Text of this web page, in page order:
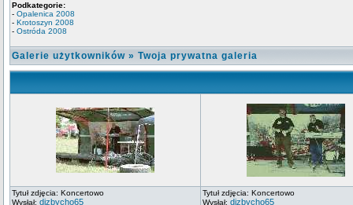
Podkategorie:
- Opalenica 2008
- Krotoszyn 2008
- Ostróda 2008
Galerie użytkowników » Twoja prywatna galeria
Tytuł zdjęcia: Koncertowo
Wysłał: djzbycho65
Tytuł zdjęcia: Koncertowo
Wysłał: djzbycho65